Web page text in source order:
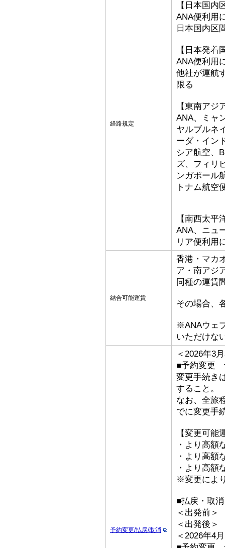
経路規定
【日本国内
ANA便利用
日本国内区
【日本発着
ANA便利用
他社が運航
限る
【東南アジ
ANA、ミャ
ヤルブルネ
ーダ・イン
シア航空、
ズ、フィリ
ンガポール
トナム航空
【南西太平
ANA、ニュ
リア便利用
結合可能運賃
香港・マカ
ア・南アジ
同種の運賃
その場合、
※ANAウェ
いただけな
予約変更/払戻/取消
＜2026年3
■予約変更
変更手続き
すること。
なお、全旅
でに変更手
【変更可能
・より高額
・より高額
・より高額
※変更によ
■払戻・取消
＜出発前＞
＜出発後
＜2026年4